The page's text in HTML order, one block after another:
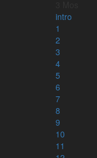
intro
1
2
3
4
5
6
7
8
9
10
11
Läs mer om appen